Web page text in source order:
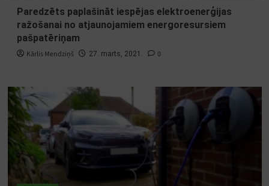
Paredzēts paplašināt iespējas elektroenerģijas
ražošanai no atjaunojamiem energoresursiem
pašpatēriņam
Kārlis Mendziņš 27. marts, 2021. 0